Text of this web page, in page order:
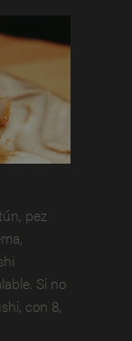
pez
Si no
con 8,